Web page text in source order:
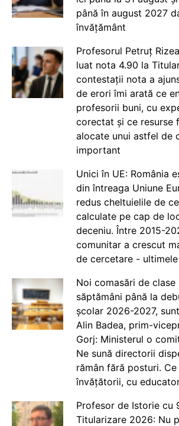
până în august 2027
învățământ
Profesorul Petruț
luat nota 4.90 la
contestații nota a
de erori îmi arată ce
profesorii buni, cu
corectat și ce resurse
alocate unui astfel de
important
Unici în UE: România
din întreaga Uniune
redus cheltuielile de
calculate pe cap de
deceniu. Între 2015-
comunitar a crescut
de cercetare -
Noi comasări de
săptămâni până la
școlar 2026-2027,
Alin Badea, prim-
Gorj: Ministerul o
Ne sună directorii
rămân fără posturi.
învățătorii, cu
Profesor de Istorie cu
Titularizare 2026: Nu